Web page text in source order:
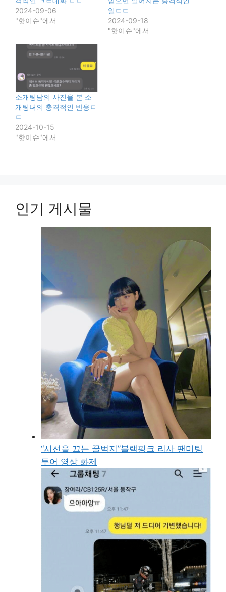
2024-09-06
"핫이슈"에서
일ㄷㄷ
2024-09-18
"핫이슈"에서
소개팅남의 사진을 본 소
개팅녀의 충격적인 반응ㄷ
ㄷ
2024-10-15
"핫이슈"에서
인기 게시물
“시선을 끄는 꿀벅지”블랙핑크 리사 팬미팅
투어 영상 화제